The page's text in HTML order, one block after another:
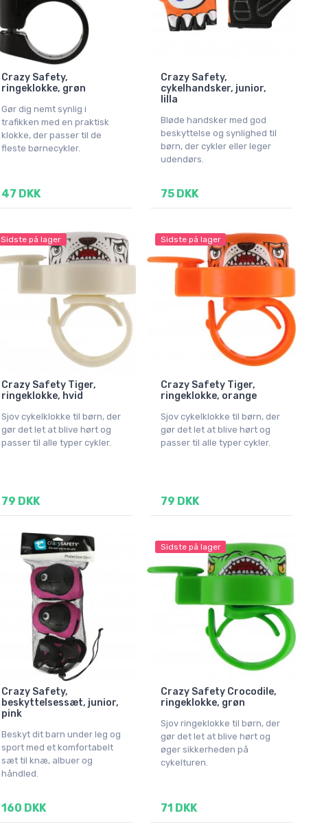
Crazy Safety,
ringeklokke, grøn
Gør dig nemt synlig i
trafikken med en praktisk
klokke, der passer til de
fleste børnecykler.
47 DKK
Crazy Safety,
cykelhandsker, junior,
lilla
Bløde handsker med god
beskyttelse og synlighed til
børn, der cykler eller leger
udendørs.
75 DKK
Sidste på lager
Crazy Safety Tiger,
ringeklokke, hvid
Sjov cykelklokke til børn, der
gør det let at blive hørt og
passer til alle typer cykler.
79 DKK
Sidste på lager
Crazy Safety Tiger,
ringeklokke, orange
Sjov cykelklokke til børn, der
gør det let at blive hørt og
passer til alle typer cykler.
79 DKK
Crazy Safety,
beskyttelsessæt, junior,
pink
Beskyt dit barn under leg og
sport med et komfortabelt
sæt til knæ, albuer og
håndled.
160 DKK
Sidste på lager
Crazy Safety Crocodile,
ringeklokke, grøn
Sjov ringeklokke til børn, der
gør det let at blive hørt og
øger sikkerheden på
cykelturen.
71 DKK